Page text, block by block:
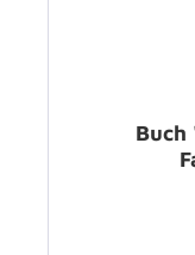
Buch